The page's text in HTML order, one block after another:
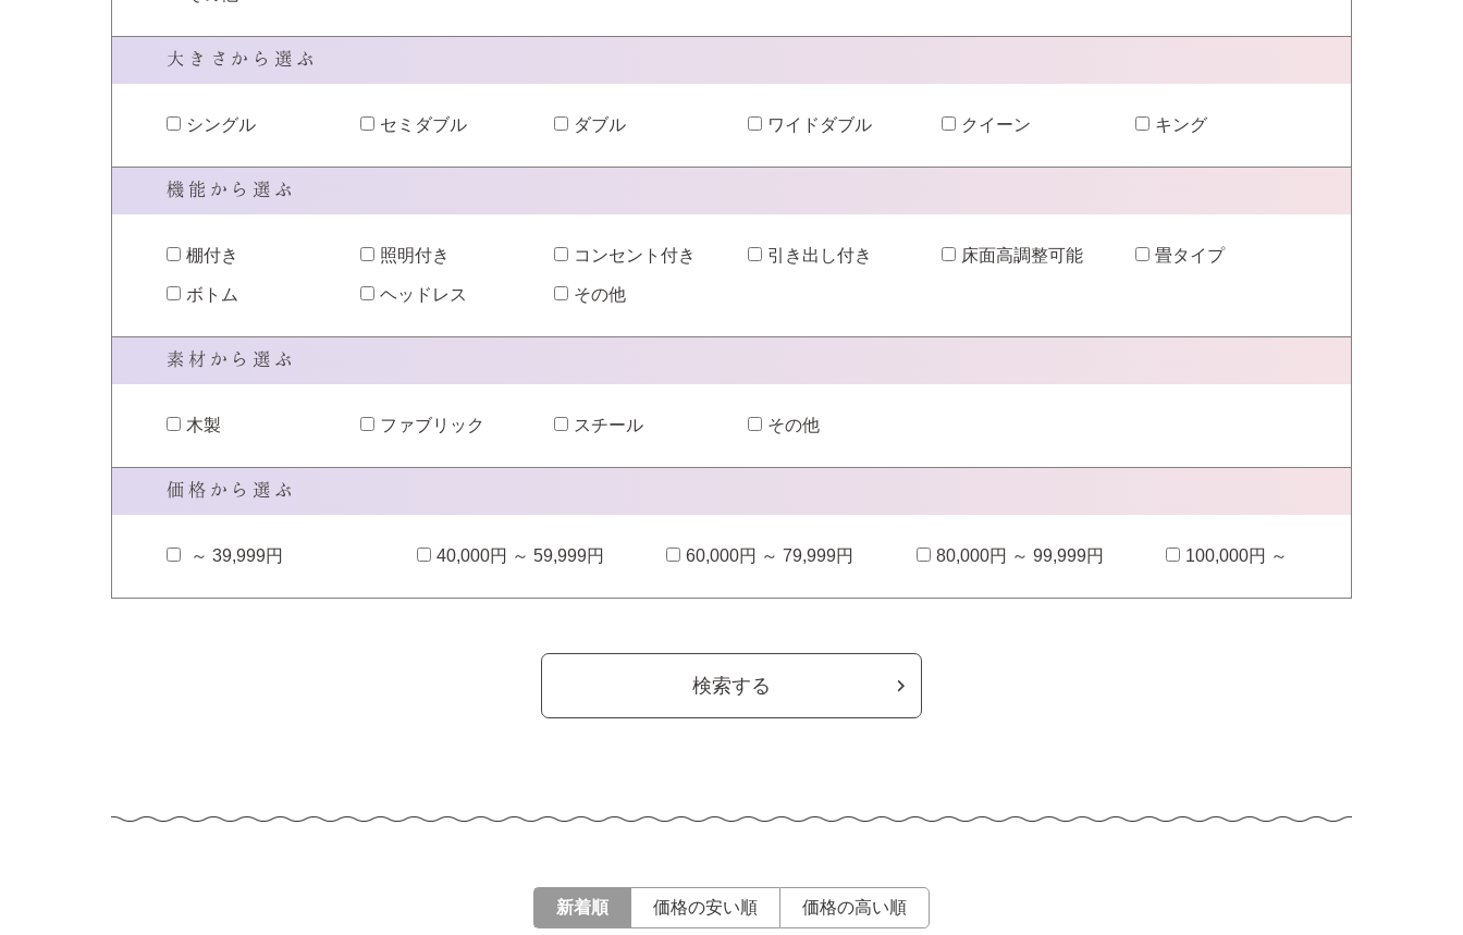
大きさから選ぶ
シングル セミダブル ダブル ワイドダブル クイーン キング
機能から選ぶ
棚付き 照明付き コンセント付き 引き出し付き 床面高調整可能 畳タイプ
ボトム ヘッドレス その他
素材から選ぶ
木製 ファブリック スチール その他
価格から選ぶ
～ 39,999円 40,000円 ～ 59,999円 60,000円 ～ 79,999円 80,000円 ～ 99,999円 100,000円 ～
検索する
新着順 価格の安い順 価格の高い順